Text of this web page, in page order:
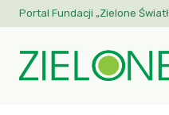
Portal Fundacji „Zielone